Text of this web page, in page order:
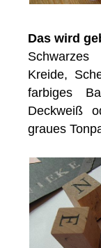
Das wird
Kreide,
farbiges
Deckweiß
graues